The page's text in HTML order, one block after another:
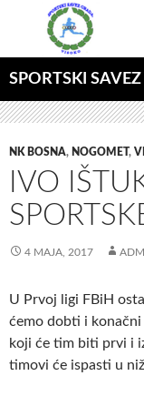
SPORTSKI
NK BOSNA, NOGOMET,
IVO
4 MAJA, 2017
U Prvoj ligi FBiH
ćemo dobti i konačni
koji će tim biti prvi i
timovi će ispasti u